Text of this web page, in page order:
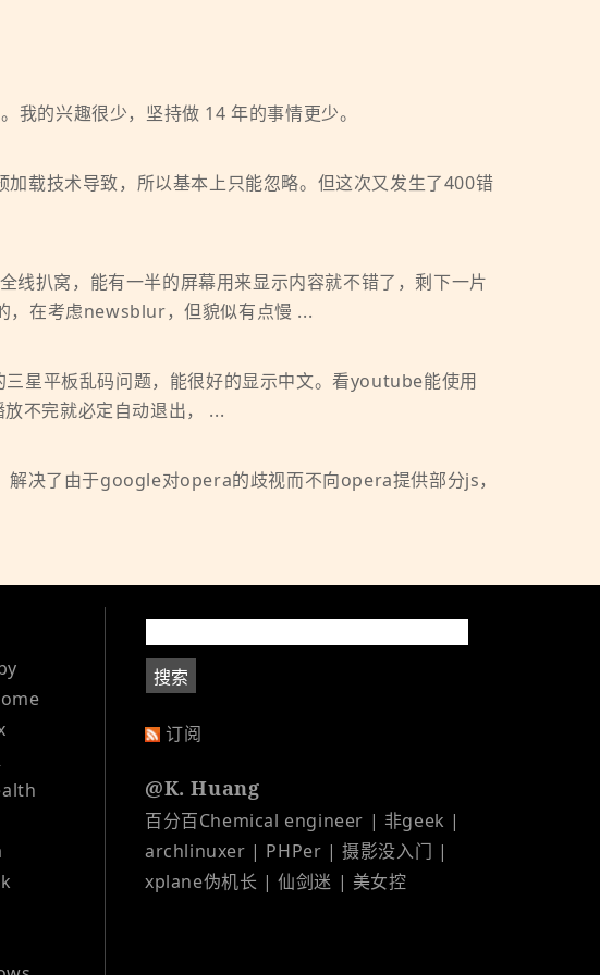
的兴趣很少，坚持做 14 年的事情更少。
载技术导致，所以基本上只能忽略。但这次又发生了400错
扒窝，能有一半的屏幕用来显示内容就不错了，剩下一片
，在考虑newsblur，但貌似有点慢 ...
星平板乱码问题，能很好的显示中文。看youtube能使用
不完就必定自动退出， ...
了由于google对opera的歧视而不向opera提供部分js，
订阅
@K. Huang
百分百Chemical engineer | 非geek |
archlinuxer | PHPer | 摄影没入门 |
xplane伪机长 | 仙剑迷 | 美女控